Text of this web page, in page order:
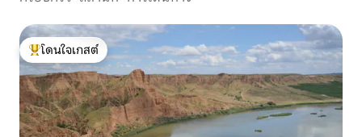
โดนใจเกสต์ที่สุด
โดนใจเกสต์